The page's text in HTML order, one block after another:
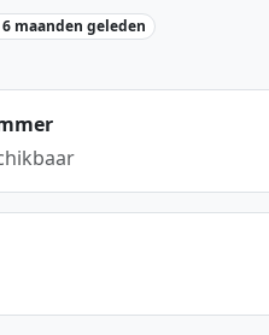
maanden geleden